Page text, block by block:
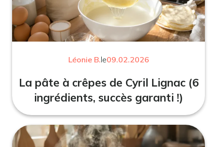
Léonie B.le09.02.2026
La pâte à crêpes de Cyril Lignac (6
ingrédients, succès garanti !)